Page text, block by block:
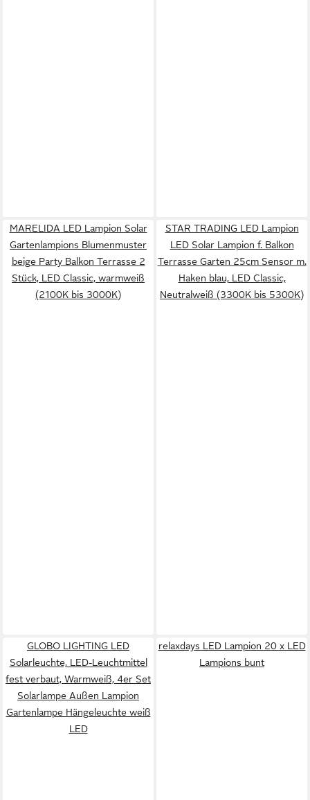
MARELIDA LED Lampion Solar
Gartenlampions Blumenmuster
beige Party Balkon Terrasse 2
Stück, LED Classic, warmweiß
(2100K bis 3000K)
STAR TRADING LED Lampion
LED Solar Lampion f. Balkon
Terrasse Garten 25cm Sensor m.
Haken blau, LED Classic,
Neutralweiß (3300K bis 5300K)
GLOBO LIGHTING LED
Solarleuchte, LED-Leuchtmittel
fest verbaut, Warmweiß, 4er Set
Solarlampe Außen Lampion
Gartenlampe Hängeleuchte weiß
LED
relaxdays LED Lampion 20 x LED
Lampions bunt